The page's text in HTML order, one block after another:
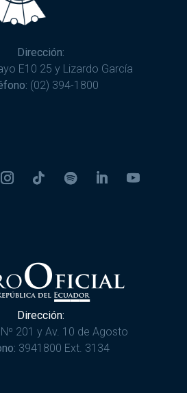
Dirección:
E10 25 y Lizardo García
(02) 394-1800
Dirección:
201 y Av. 10 de Agosto
3941800 Ext. 3134